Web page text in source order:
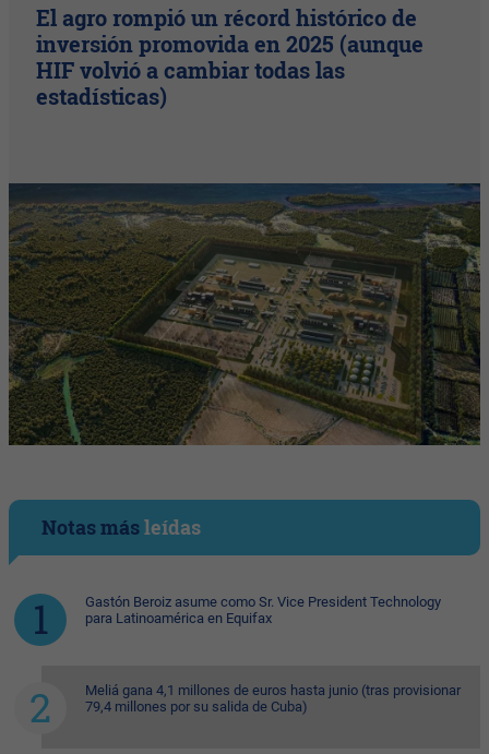
El agro rompió un récord histórico de
inversión promovida en 2025 (aunque
HIF volvió a cambiar todas las
estadísticas)
Notas másleídas
Gastón Beroiz asume como Sr. Vice President Technology
para Latinoamérica en Equifax
Meliá gana 4,1 millones de euros hasta junio (tras provisionar
79,4 millones por su salida de Cuba)